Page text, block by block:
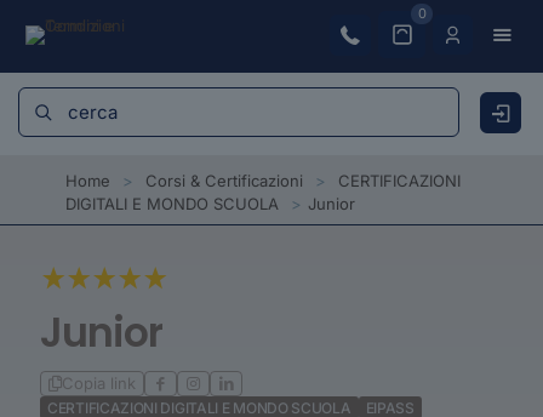
0
Home > Corsi & Certificazioni >
CERTIFICAZIONI
DIGITALI E MONDO SCUOLA
> Junior
Junior
Copia link
CERTIFICAZIONI DIGITALI E MONDO SCUOLA EIPASS